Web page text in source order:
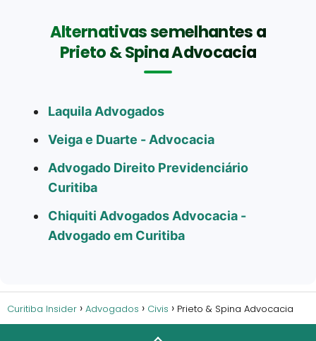
Alternativas semelhantes a
Prieto & Spina Advocacia
Laquila Advogados
Veiga e Duarte - Advocacia
Advogado Direito Previdenciário
Curitiba
Chiquiti Advogados Advocacia -
Advogado em Curitiba
Curitiba Insider Advogados Civis Prieto & Spina Advocacia